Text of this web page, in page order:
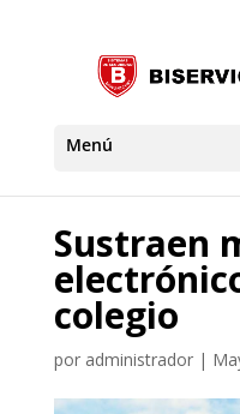
Sustraen
colegio
por administrador|